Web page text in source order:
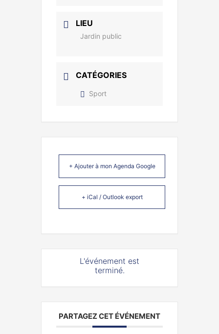
LIEU
Jardin public
CATÉGORIES
Sport
+ Ajouter à mon Agenda Google
+ iCal / Outlook export
L'événement est
terminé.
PARTAGEZ CET ÉVÉNEMENT